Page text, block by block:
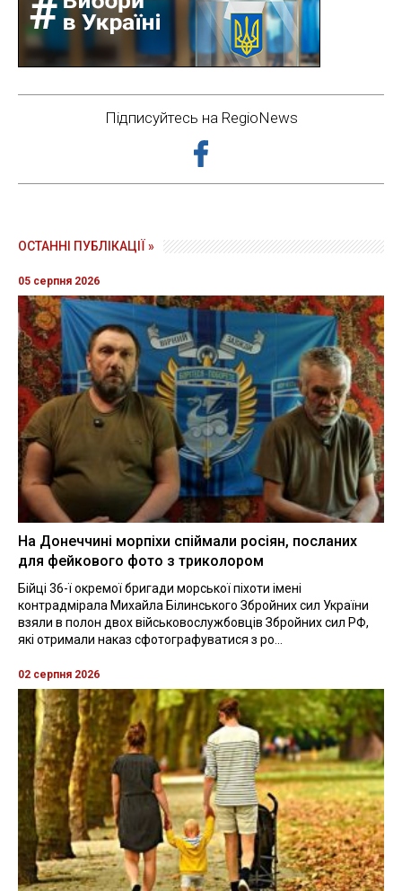
Підписуйтесь на RegioNews
ОСТАННІ ПУБЛІКАЦІЇ »
05 серпня 2026
На Донеччині морпіхи спіймали росіян, посланих
для фейкового фото з триколором
Бійці 36-ї окремої бригади морської піхоти імені
контрадмірала Михайла Білинського Збройних сил України
взяли в полон двох військовослужбовців Збройних сил РФ,
які отримали наказ сфотографуватися з ро...
02 серпня 2026